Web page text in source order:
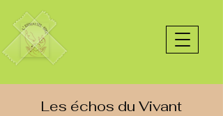
Les échos du Vivant